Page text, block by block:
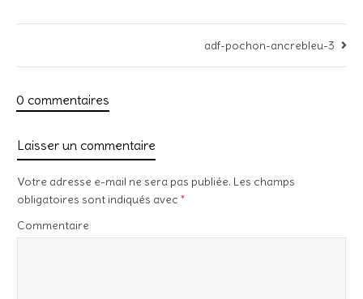
adf-pochon-ancrebleu-3
0 commentaires
Laisser un commentaire
Votre adresse e-mail ne sera pas publiée. Les champs
obligatoires sont indiqués avec *
Commentaire